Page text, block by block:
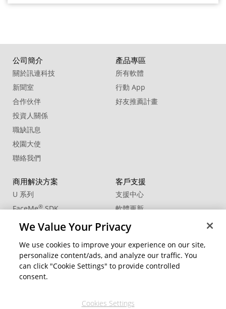
13. Sound Effect - Minitractor Stop
16. Sound Effect - Train Freight Horn
17. Sound Effect - Train Pass By
18. Sound Effect - Train pass commuter
Interior Sec Rail Slow Loop01
公司簡介
關於訊連科技
新聞室
合作伙伴
投資人關係
職缺訊息
校園大使
聯絡我們
產品專區
所有軟體
行動 App
好友推薦計畫
商用解決方案
U 系列
FaceMe®SDK
客戶支援
支援中心
軟體更新
教學中心
CCP國際專業認證
社群資源
會員專區
變更地區
We Value Your Privacy
We use cookies to improve your experience on our site,
personalize content/ads, and analyze our traffic. You
can click "Cookie Settings" to provide controlled
consent.
Cookies Settings